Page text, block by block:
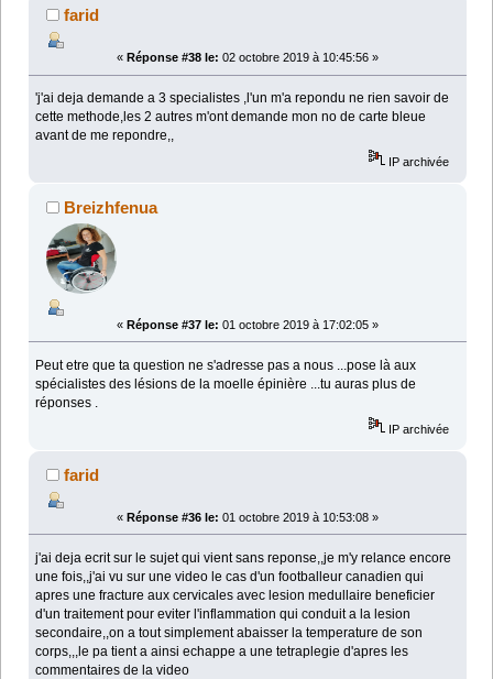
fois)farid
« Réponse #38 le: 02 octobre 2019 à 10:45:56 »
'j'ai deja demande a 3 specialistes ,l'un m'a repondu ne rien savoir de
cette methode,les 2 autres m'ont demande mon no de carte bleue
avant de me repondre,,
IP archivée
Breizhfenua
« Réponse #37 le: 01 octobre 2019 à 17:02:05 »
Peut etre que ta question ne s'adresse pas a nous ...pose là aux
spécialistes des lésions de la moelle épinière ...tu auras plus de
réponses .
IP archivée
farid
« Réponse #36 le: 01 octobre 2019 à 10:53:08 »
j'ai deja ecrit sur le sujet qui vient sans reponse,,je m'y relance encore
une fois,,j'ai vu sur une video le cas d'un footballeur canadien qui
apres une fracture aux cervicales avec lesion medullaire beneficier
d'un traitement pour eviter l'inflammation qui conduit a la lesion
secondaire,,on a tout simplement abaisser la temperature de son
corps,,,le pa tient a ainsi echappe a une tetraplegie d'apres les
commentaires de la video